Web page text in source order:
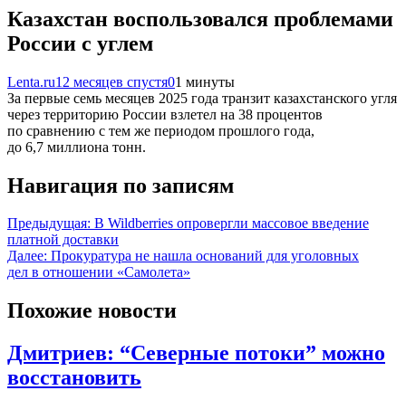
Казахстан воспользовался проблемами
России с углем
Lenta.ru12 месяцев спустя01 минуты
За первые семь месяцев 2025 года транзит казахстанского угля
через территорию России взлетел на 38 процентов
по сравнению с тем же периодом прошлого года,
до 6,7 миллиона тонн.
Навигация по записям
Предыдущая: В Wildberries опровергли массовое введение
платной доставки
Далее: Прокуратура не нашла оснований для уголовных
дел в отношении «Самолета»
Похожие новости
Дмитриев: “Северные потоки” можно
восстановить